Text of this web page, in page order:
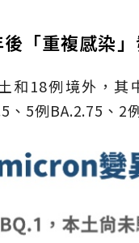
「重複感染
和18例境外，其
5例BA.2.75、2